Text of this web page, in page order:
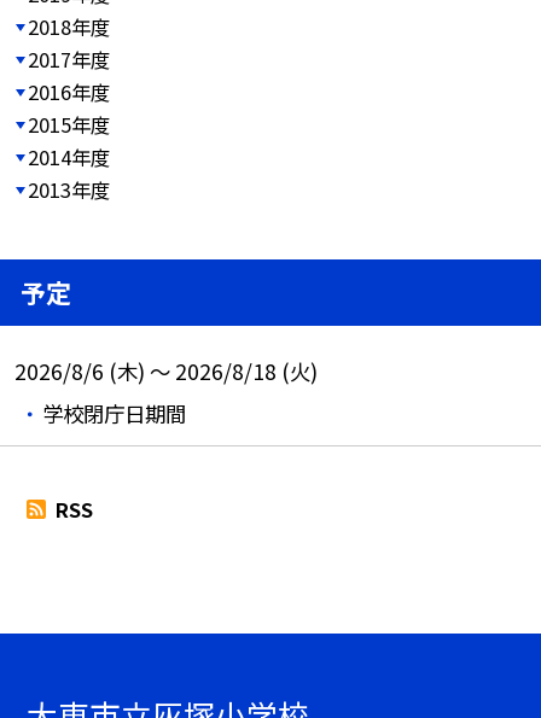
2018年度
2017年度
2016年度
2015年度
2014年度
2013年度
予定
2026/8/6 (木) ～ 2026/8/18 (火)
学校閉庁日期間
RSS